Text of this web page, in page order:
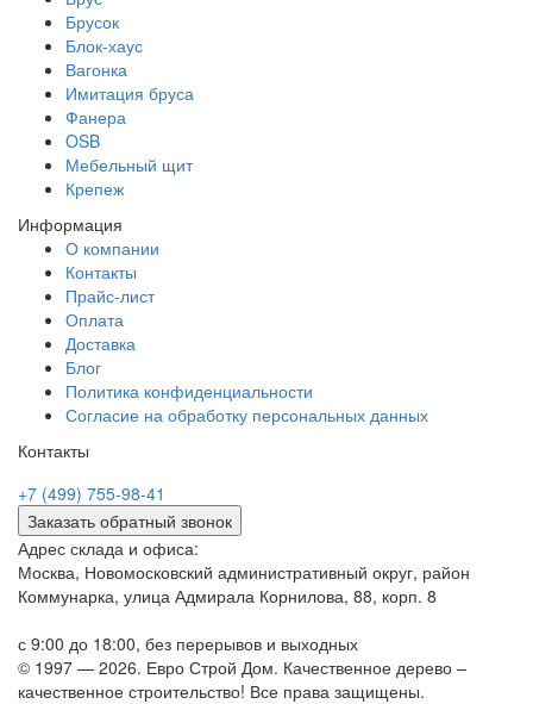
Брусок
Блок-хаус
Вагонка
Имитация бруса
Фанера
OSB
Мебельный щит
Крепеж
Информация
О компании
Контакты
Прайс-лист
Оплата
Доставка
Блог
Политика конфиденциальности
Согласие на обработку персональных данных
Контакты
+7 (499) 755-98-41
Заказать обратный звонок
Адрес склада и офиса:
Москва, Новомосковский административный округ, район
Коммунарка, улица Адмирала Корнилова, 88, корп. 8
с 9:00 до 18:00, без перерывов и выходных
© 1997 — 2026. Евро Строй Дом. Качественное дерево –
качественное строительство! Все права защищены.